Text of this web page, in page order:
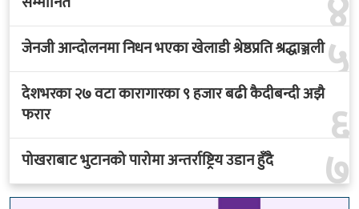
४
५
जेनजी आन्दोलनमा निधन भएका खेलाडी श्रेष्ठप्रति श्रद्धाञ्जली
६
देशभरका २७ वटा कारागारका ९ हजार बढी कैदीबन्दी अझै
फरार
७
पोखराबाट भुटानको पारोमा अन्तर्राष्ट्रिय उडान हुँदै